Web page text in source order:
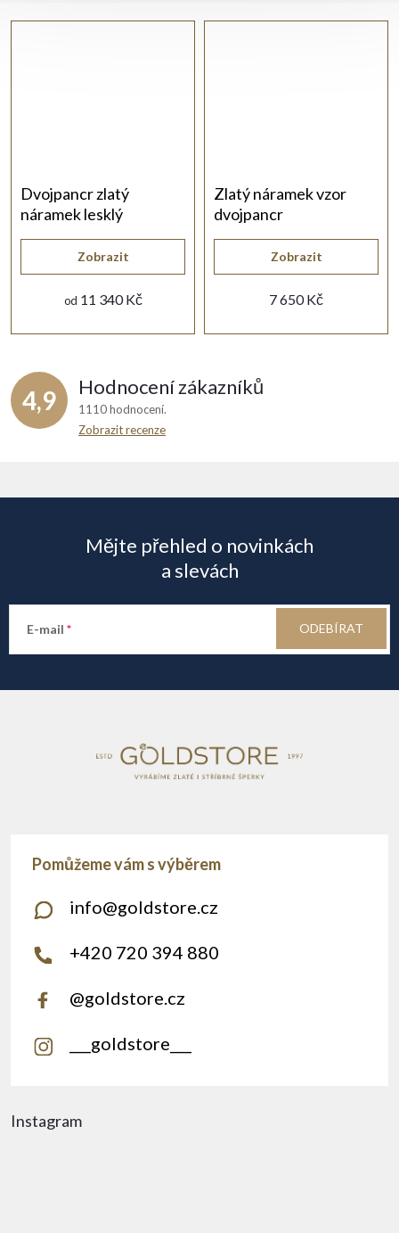
Dvojpancr zlatý
náramek lesklý
od 11 340 Kč
Zobrazit
Zlatý náramek vzor
dvojpancr
7 650 Kč
Zobrazit
4,9 Hodnocení zákazníků
1110 hodnocení
Zobrazit recenze
a
t
Mějte přehled o novinkách
a slevách
E-mail ODEBÍRAT
Instagram
info@goldstore.cz
+420 720 394 880
@goldstore.cz
___goldstore___